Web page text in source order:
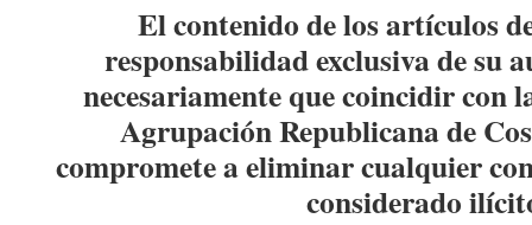
El contenido de los artículos
responsabilidad exclusiva de su
necesariamente que coincidir con
Agrupación Republicana de
compromete a eliminar cualquier
considerado